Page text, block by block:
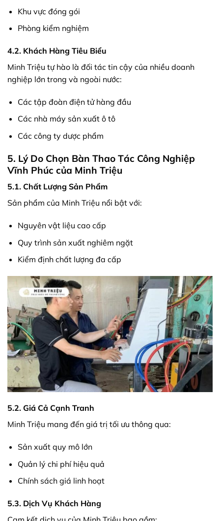
Khu vực đóng gói
Phòng kiểm nghiệm
4.2. Khách Hàng Tiêu Biểu
Minh Triệu tự hào là đối tác tin cậy của nhiều doanh
nghiệp lớn trong và ngoài nước:
Các tập đoàn điện tử hàng đầu
Các nhà máy sản xuất ô tô
Các công ty dược phẩm
5. Lý Do Chọn Bàn Thao Tác Công Nghiệp
Vĩnh Phúc của Minh Triệu
5.1. Chất Lượng Sản Phẩm
Sản phẩm của Minh Triệu nổi bật với:
Nguyên vật liệu cao cấp
Quy trình sản xuất nghiêm ngặt
Kiểm định chất lượng đa cấp
5.2. Giá Cả Cạnh Tranh
Minh Triệu mang đến giá trị tối ưu thông qua:
Sản xuất quy mô lớn
Quản lý chi phí hiệu quả
Chính sách giá linh hoạt
5.3. Dịch Vụ Khách Hàng